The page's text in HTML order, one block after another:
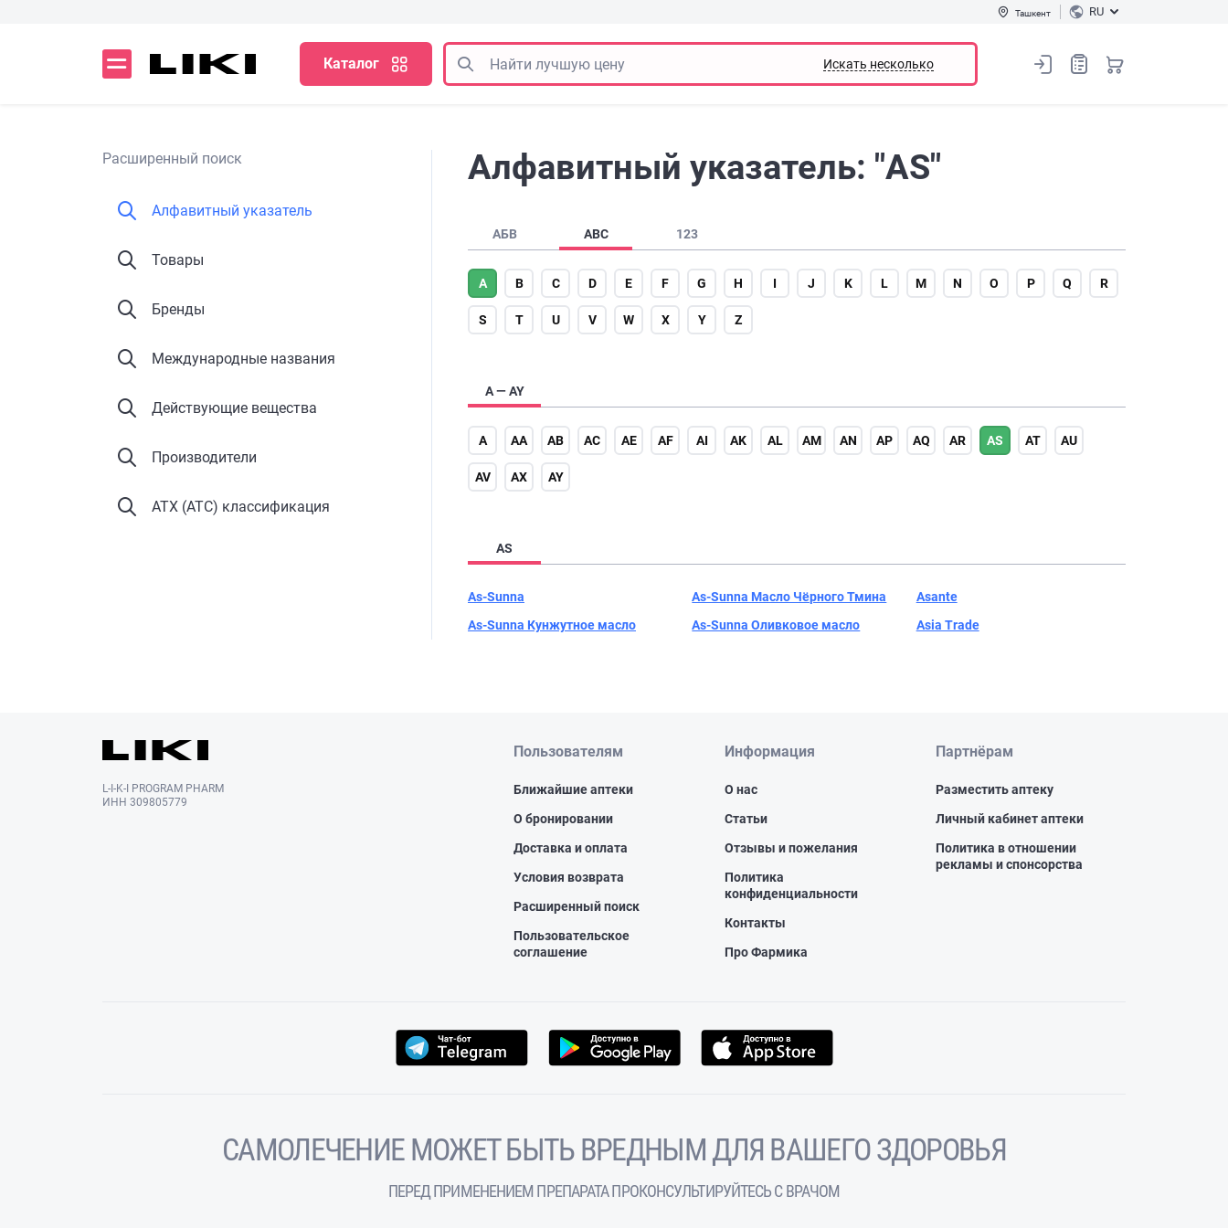
Ташкент RU
Каталог Искать несколько
Расширенный поиск
Алфавитный указатель
Товары
Бренды
Международные названия
Действующие вещества
Производители
АТХ (ATC) классификация
Алфавитный указатель: "AS"
АБВ ABC 123
A B C D E F G H I J K L M N O P Q R
S T U V W X Y Z
A — AY
A AA AB AC AE AF AI AK AL AM AN AP AQ AR AS AT AU
AV AX AY
AS
As-Sunna
As-Sunna Кунжутное масло
As-Sunna Масло Чёрного Тмина
As-Sunna Оливковое масло
Asante
Asia Trade
L-I-K-I PROGRAM PHARM
ИНН 309805779
Пользователям
Ближайшие аптеки
О бронировании
Доставка и оплата
Условия возврата
Расширенный поиск
Пользовательское
соглашение
Информация
О нас
Статьи
Отзывы и пожелания
Политика
конфиденциальности
Контакты
Про Фармика
Партнёрам
Разместить аптеку
Личный кабинет аптеки
Политика в отношении
рекламы и спонсорства
САМОЛЕЧЕНИЕ МОЖЕТ БЫТЬ ВРЕДНЫМ ДЛЯ ВАШЕГО ЗДОРОВЬЯ
ПЕРЕД ПРИМЕНЕНИЕМ ПРЕПАРАТА ПРОКОНСУЛЬТИРУЙТЕСЬ С ВРАЧОМ